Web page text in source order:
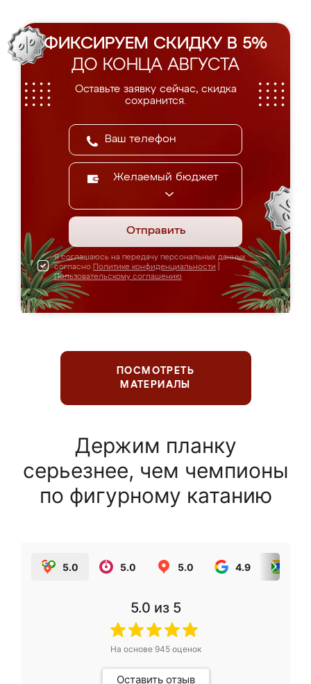
ФИКСИРУЕМ СКИДКУ В 5%
ДО КОНЦА АВГУСТА
Оставьте заявку сейчас, скидка
сохранится.
Желаемый бюджет
Отправить
Я соглашаюсь на передачу персональных данных
согласно Политике конфиденциальности
Пользовательскому соглашению
ПОСМОТРЕТЬ
МАТЕРИАЛЫ
Держим планку
серьезнее, чем чемпионы
по фигурному катанию
5.0 5.0 5.0 4.9
5.0 из 5
На основе 945оценок
Оставить отзыв